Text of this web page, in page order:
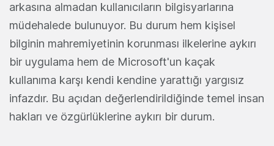
arkasına almadan kullanıcıların bilgisyarlarına
müdehalede bulunuyor. Bu durum hem kişisel
bilginin mahremiyetinin korunması ilkelerine aykırı
bir uygulama hem de Microsoft'un kaçak
kullanıma karşı kendi kendine yarattığı yargısız
infazdır. Bu açıdan değerlendirildiğinde temel insan
hakları ve özgürlüklerine aykırı bir durum.